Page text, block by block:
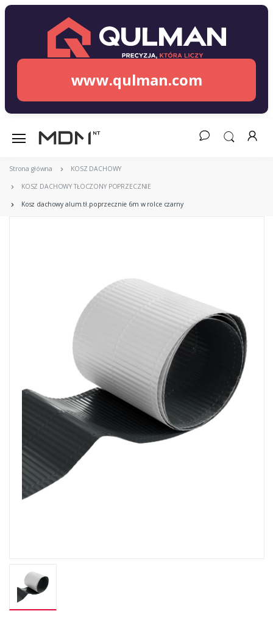
www.qulman.com
Strona główna KOSZ DACHOWY
KOSZ DACHOWY TŁOCZONY POPRZECZNIE
Kosz dachowy alum.tł.poprzecznie 6m w rolce czarny